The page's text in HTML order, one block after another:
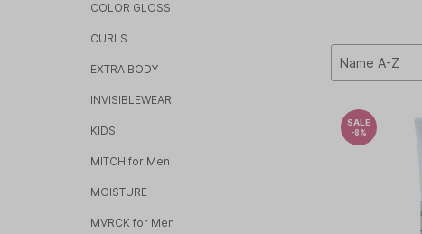
COLOR GLOSS
CURLS
EXTRA BODY
INVISIBLEWEAR
KIDS
MITCH for Men
MOISTURE
MVRCK for Men
SALE
-8%